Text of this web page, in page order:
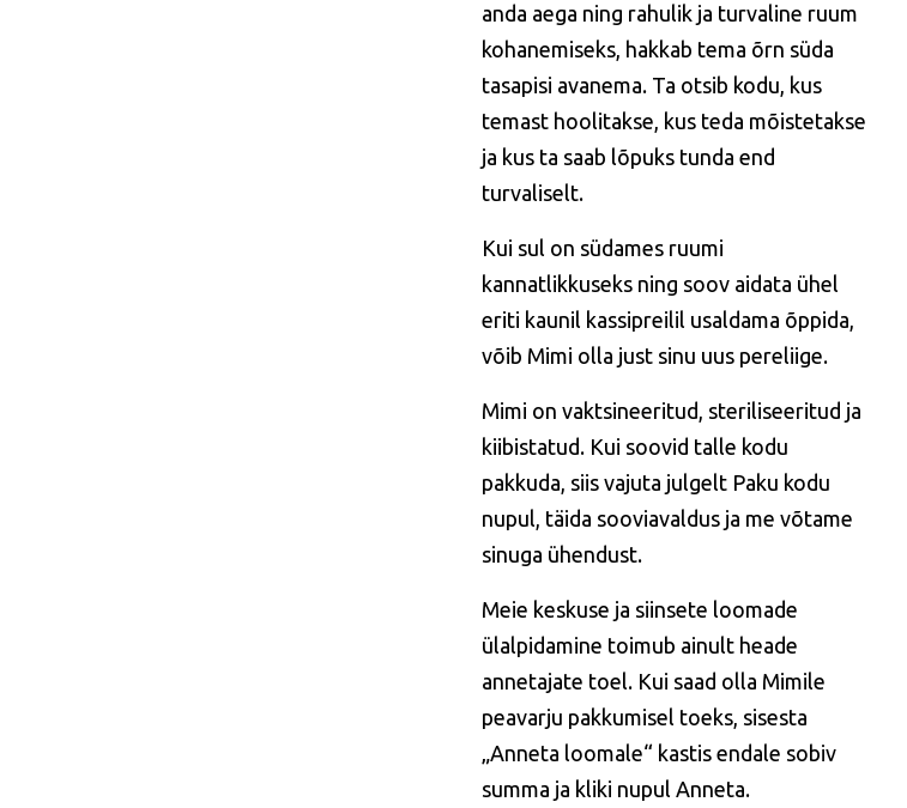
anda aega ning rahulik ja turvaline ruum
kohanemiseks, hakkab tema õrn süda
tasapisi avanema. Ta otsib kodu, kus
temast hoolitakse, kus teda mõistetakse
ja kus ta saab lõpuks tunda end
turvaliselt.
Kui sul on südames ruumi
kannatlikkuseks ning soov aidata ühel
eriti kaunil kassipreilil usaldama õppida,
võib Mimi olla just sinu uus pereliige.
Mimi on vaktsineeritud, steriliseeritud ja
kiibistatud. Kui soovid talle kodu
pakkuda, siis vajuta julgelt Paku kodu
nupul, täida sooviavaldus ja me võtame
sinuga ühendust.
Meie keskuse ja siinsete loomade
ülalpidamine toimub ainult heade
annetajate toel. Kui saad olla Mimile
peavarju pakkumisel toeks, sisesta
„Anneta loomale“ kastis endale sobiv
summa ja kliki nupul Anneta.